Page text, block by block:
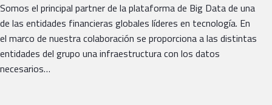
Somos el principal partner de la plataforma de Big Data de una
de las entidades financieras globales líderes en tecnología. En
el marco de nuestra colaboración se proporciona a las distintas
entidades del grupo una infraestructura con los datos
necesarios…